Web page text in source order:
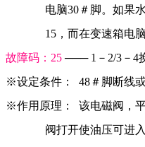
电脑30＃脚
15，而在变速箱
故障码：25 ─── 1－2/3－4
※设定条件：  48＃脚断线
※作用原理：  该电磁阀，
阀打开使油压